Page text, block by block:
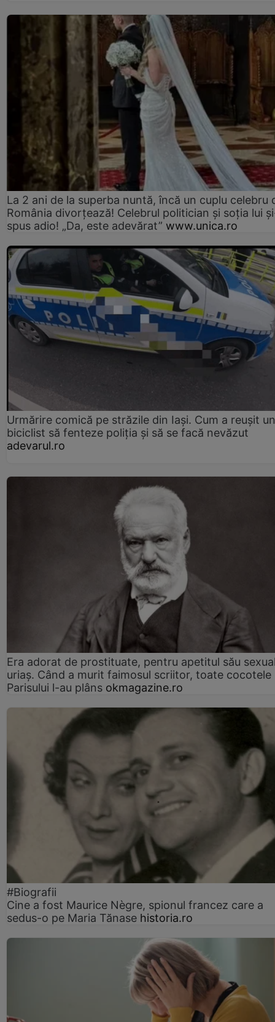
La 2 ani de la superba nuntă, încă un cuplu celebru
România divorțează! Celebrul politician și soția lui
spus adio! „Da, este adevărat” www.unica.ro
Urmărire comică pe străzile din Iași. Cum a reușit un
biciclist să fenteze poliția și să se facă nevăzut
adevarul.ro
Era adorat de prostituate, pentru apetitul său
uriaș. Când a murit faimosul scriitor, toate cocotele
Parisului l-au plâns okmagazine.ro
#Biografii
Cine a fost Maurice Nègre, spionul francez care a
sedus-o pe Maria Tănase historia.ro